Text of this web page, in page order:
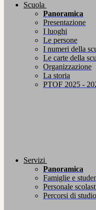
Scuola
Panoramica
Presentazione
I luoghi
Le persone
I numeri della
Le carte della
Organizzazione
La storia
PTOF 2025 -
Servizi
Panoramica
Famiglie e
Personale
Percorsi di studio